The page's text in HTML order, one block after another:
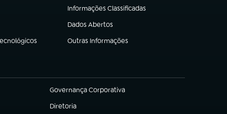
Informações Classificadas
(abre em nova aba)
Dados Abertos
(abre em nova aba)
Outras Informações
(abre em nova aba)
Governança Corporativa
(abre em nova aba)
Diretoria
(abre em nova aba)